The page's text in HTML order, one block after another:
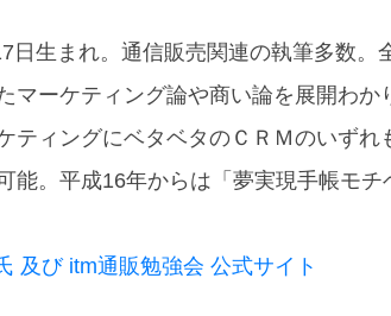
日生まれ。通信販売関連の執筆多数
マーケティング論や商い論を展開わ
ティングにベタベタのＣＲＭのいず
能。平成16年からは「夢実現手帳モチ
及び itm通販勉強会 公式サイト